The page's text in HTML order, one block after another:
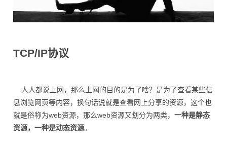
TCP/IP协议
人人都说上网，那么上网的目的是为了啥？是为了查看某些信
息浏览网页等内容，换句话说就是查看网上分享的资源，这个也
就是俗称为web资源，那么web资源又划分为两类， 一种是静态
资源，一种是动态资源。